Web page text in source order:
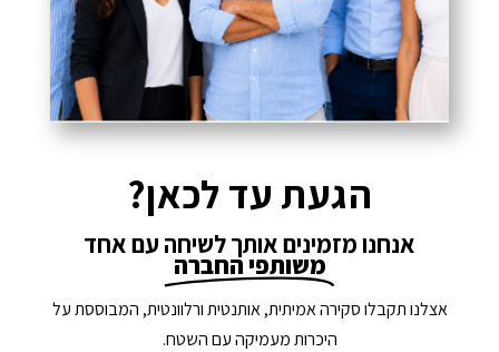
הגעת עד לכאן?
אנחנו מזמינים אותך לשיחה עם אחד
משותפי החברה
אצלנו תקבלו סקירה אמיתית, אותנטית ורלוונטית, המבוססת על
היכרות מעמיקה עם השטח.